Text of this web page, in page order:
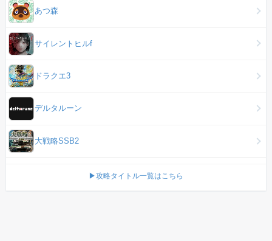
あつ森
サイレントヒルf
ドラクエ3
デルタルーン
大戦略SSB2
▶攻略タイトル一覧はこちら